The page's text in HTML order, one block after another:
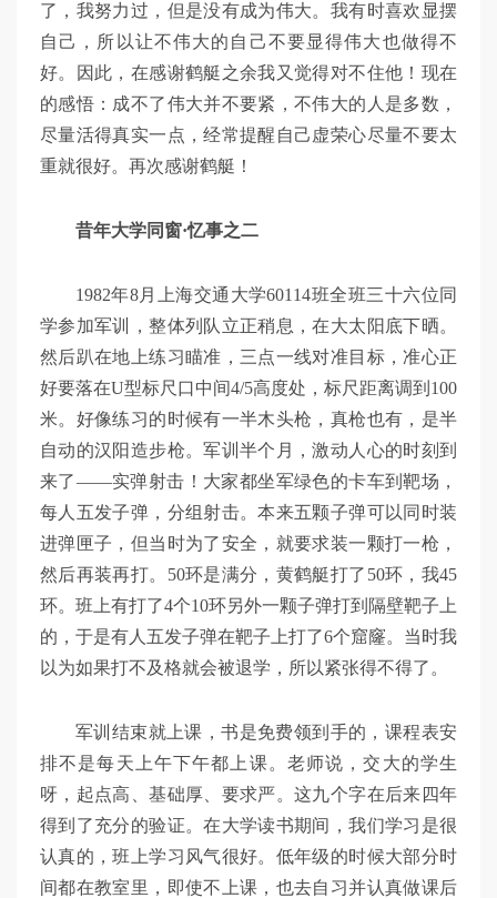
了，我努力过，但是没有成为伟大。我有时喜欢显摆
自己，所以让不伟大的自己不要显得伟大也做得不
好。因此，在感谢鹤艇之余我又觉得对不住他！现在
的感悟：成不了伟大并不要紧，不伟大的人是多数，
尽量活得真实一点，经常提醒自己虚荣心尽量不要太
重就很好。再次感谢鹤艇！
昔年大学同窗·忆事之二
1982年8月上海交通大学60114班全班三十六位同
学参加军训，整体列队立正稍息，在大太阳底下晒。
然后趴在地上练习瞄准，三点一线对准目标，准心正
好要落在U型标尺口中间4/5高度处，标尺距离调到100
米。好像练习的时候有一半木头枪，真枪也有，是半
自动的汉阳造步枪。军训半个月，激动人心的时刻到
来了——实弹射击！大家都坐军绿色的卡车到靶场，
每人五发子弹，分组射击。本来五颗子弹可以同时装
进弹匣子，但当时为了安全，就要求装一颗打一枪，
然后再装再打。50环是满分，黄鹤艇打了50环，我45
环。班上有打了4个10环另外一颗子弹打到隔壁靶子上
的，于是有人五发子弹在靶子上打了6个窟窿。当时我
以为如果打不及格就会被退学，所以紧张得不得了。
军训结束就上课，书是免费领到手的，课程表安
排不是每天上午下午都上课。老师说，交大的学生
呀，起点高、基础厚、要求严。这九个字在后来四年
得到了充分的验证。在大学读书期间，我们学习是很
认真的，班上学习风气很好。低年级的时候大部分时
间都在教室里，即使不上课，也去自习并认真做课后